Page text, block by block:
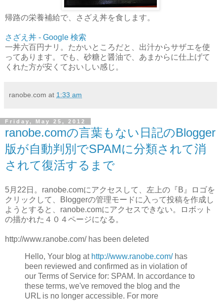
帰路の栄養補給で、さざえ丼を食します。
さざえ丼 - Google 検索
一丼六百円ナリ。たかいところだと、出汁からサザエを使
ってあります。でも、砂糖と醤油で、あまからに仕上げて
くれた方が安くておいしい感じ。
ranobe.com at 1:33 am
Friday, May 25, 2012
ranobe.comの言葉もない日記のBlogger
版が自動判別でSPAMに分類されて消
されて復活するまで
5月22日。ranobe.comにアクセスして、左上の『B』ロゴを
クリックして、Bloggerの管理モードに入って投稿を作成し
ようとすると、ranobe.comにアクセスできない。ロボット
の描かれた４０４ページになる。
http://www.ranobe.com/ has been deleted
Hello, Your blog at http://www.ranobe.com/has
been reviewed and confirmed as in violation of
our Terms of Service for: SPAM. In accordance to
these terms, we've removed the blog and the
URL is no longer accessible. For more